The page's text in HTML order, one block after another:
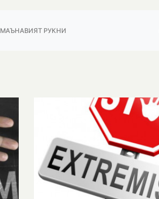
МАЪНАВИЯТ РУКНИ